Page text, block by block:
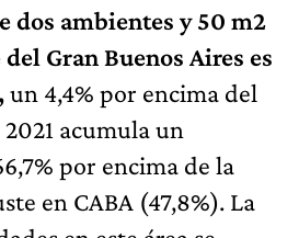
dos ambientes y 50 m2
Gran Buenos Aires es
un 4,4% por encima del
acumula un
por encima de la
en CABA (47,8%). La